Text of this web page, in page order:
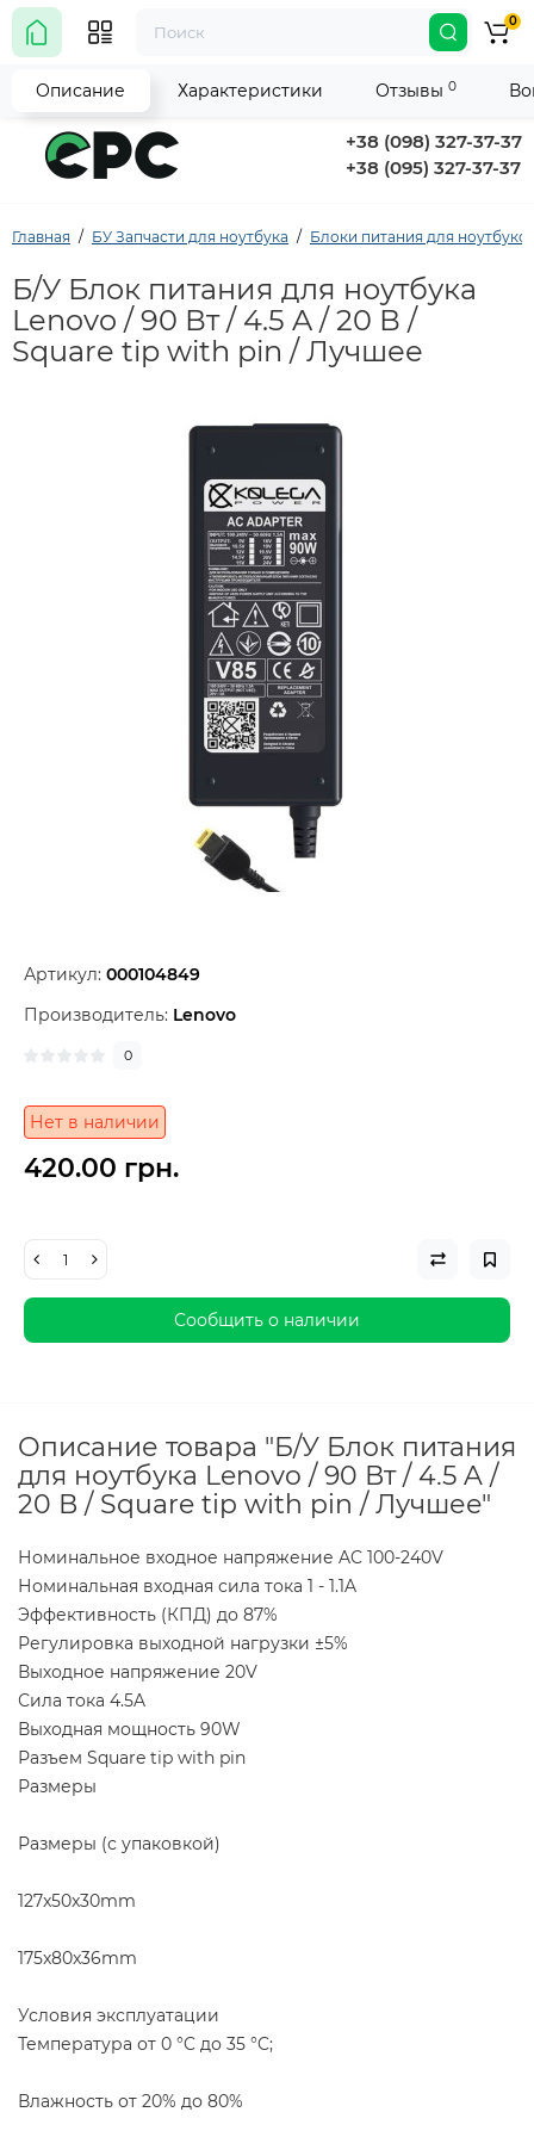
+38 (098) 327-37-37
+38 (095) 327-37-37
0
Главная БУ Запчасти для ноутбука Блоки питания для
Б/У Блок питания для ноутбука
Lenovo / 90 Вт / 4.5 A / 20 В /
Square tip with pin / Лучшее
Артикул: 000104849
Производитель: Lenovo
0
Нет в наличии
420.00 грн.
Сообщить о наличии
Описание Характеристики Отзывы 0
Описание товара "Б/У Блок питания
для ноутбука Lenovo / 90 Вт / 4.5 A /
20 В / Square tip with pin / Лучшее"
Номинальное входное напряжение AC 100-240V
Номинальная входная сила тока 1 - 1.1A
Эффективность (КПД) до 87%
Регулировка выходной нагрузки ±5%
Выходное напряжение 20V
Сила тока 4.5A
Выходная мощность 90W
Разъем Square tip with pin
Размеры
Размеры (с упаковкой)
127x50x30mm
175x80x36mm
Условия эксплуатации
Температура от 0 °C до 35 °C;
Влажность от 20% до 80%